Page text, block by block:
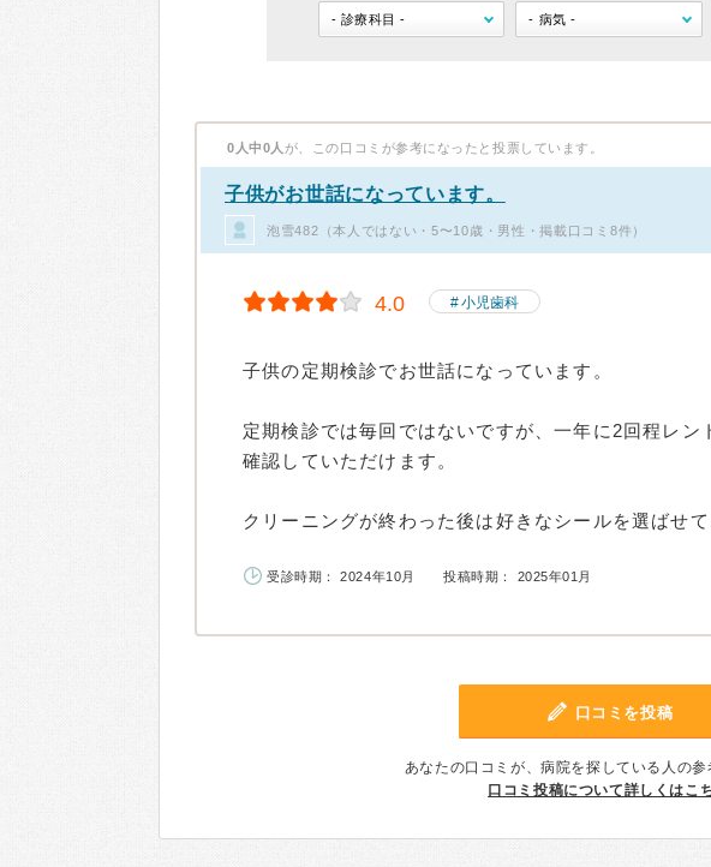
0人中0人 が、この口コミが参考になったと投票しています。
子供がお世話になっています。
泡雪482（本人ではない・5〜10歳・男性・掲載口コミ8件）
4.0 小児歯科
子供の定期検診でお世話になっています。
定期検診では毎回ではないですが、一年に2回程レン
確認していただけます。
クリーニングが終わった後は好きなシールを選ばせ
受診時期： 2024年10月 投稿時期： 2025年01月
口コミを投稿
あなたの口コミが、病院を探している人の参
口コミ投稿について詳しくはこ